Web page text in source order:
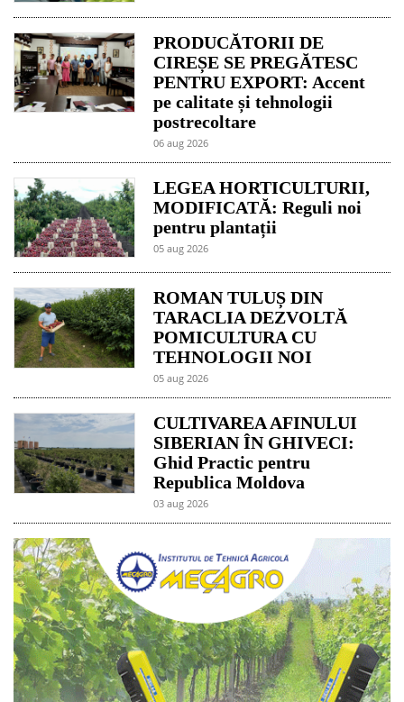
PRODUCĂTORII DE
CIREȘE SE PREGĂTESC
PENTRU EXPORT: Accent
pe calitate și tehnologii
postrecoltare
06 aug 2026
LEGEA HORTICULTURII,
MODIFICATĂ: Reguli noi
pentru plantații
05 aug 2026
ROMAN TULUȘ DIN
TARACLIA DEZVOLTĂ
POMICULTURA CU
TEHNOLOGII NOI
05 aug 2026
CULTIVAREA AFINULUI
SIBERIAN ÎN GHIVECI:
Ghid Practic pentru
Republica Moldova
03 aug 2026